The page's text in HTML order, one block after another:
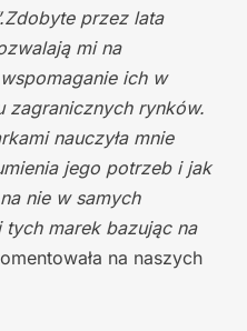
przez lata
mi na
ich w
rynków.
nauczyła mnie
jego potrzeb i jak
nie w samych
marek bazując na
na naszych